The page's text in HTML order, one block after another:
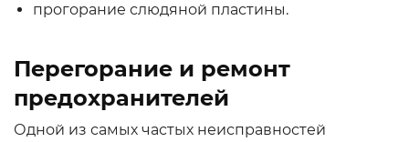
прогорание слюдяной пластины.
Перегорание и ремонт
предохранителей
Одной из самых частых неисправностей